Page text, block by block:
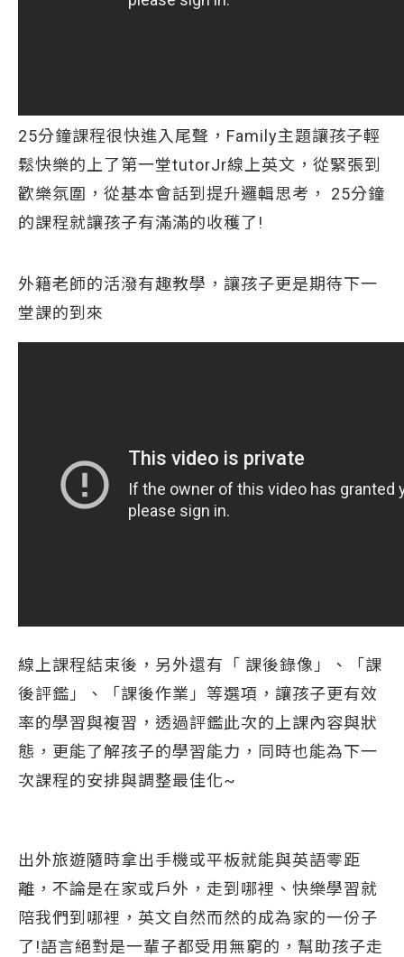
25分鐘課程很快進入尾聲，Family主題讓孩子輕
鬆快樂的上了第一堂tutorJr線上英文，從緊張到
歡樂氛圍，從基本會話到提升邏輯思考， 25分鐘
的課程就讓孩子有滿滿的收穫了!
外籍老師的活潑有趣教學，讓孩子更是期待下一
堂課的到來
線上課程結束後，另外還有「 課後錄像」、「課
後評鑑」、「課後作業」等選項，讓孩子更有效
率的學習與複習，透過評鑑此次的上課內容與狀
態，更能了解孩子的學習能力，同時也能為下一
次課程的安排與調整最佳化~
出外旅遊隨時拿出手機或平板就能與英語零距
離，不論是在家或戶外，走到哪裡、快樂學習就
陪我們到哪裡，英文自然而然的成為家的一份子
了!語言絕對是一輩子都受用無窮的，幫助孩子走